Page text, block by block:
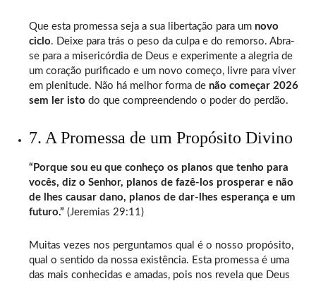
Que esta promessa seja a sua libertação para um novo
ciclo. Deixe para trás o peso da culpa e do remorso. Abra-
se para a misericórdia de Deus e experimente a alegria de
um coração purificado e um novo começo, livre para viver
em plenitude. Não há melhor forma de não começar 2026
sem ler isto do que compreendendo o poder do perdão.
7. A Promessa de um Propósito Divino
“Porque sou eu que conheço os planos que tenho para
vocês, diz o Senhor, planos de fazê-los prosperar e não
de lhes causar dano, planos de dar-lhes esperança e um
futuro.” (Jeremias 29:11)
Muitas vezes nos perguntamos qual é o nosso propósito,
qual o sentido da nossa existência. Esta promessa é uma
das mais conhecidas e amadas, pois nos revela que Deus